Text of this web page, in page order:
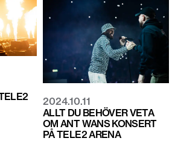
2024.10.11
ALLT DU BEHÖVER VETA
OM ANT WANS KONSERT
PÅ TELE2 ARENA